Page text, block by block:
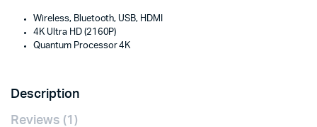
Wireless, Bluetooth, USB, HDMI
4K Ultra HD (2160P)
Quantum Processor 4K
Description
Reviews (1)